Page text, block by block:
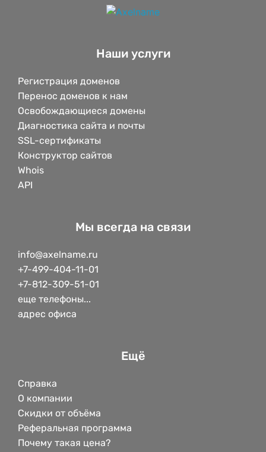
Наши услуги
Регистрация доменов
Перенос доменов к нам
Освобождающиеся домены
Диагностика сайта и почты
SSL-сертификаты
Конструктор сайтов
Whois
API
Мы всегда на связи
info@axelname.ru
+7-499-404-11-01
+7-812-309-51-01
еще телефоны...
адрес офиса
Ещё
Справка
О компании
Скидки от объёма
Реферальная программа
Почему такая цена?